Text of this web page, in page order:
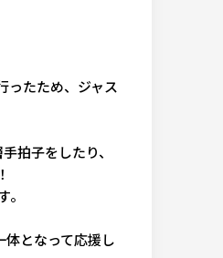
ったため、ジャス
拍子をしたり、
となって応援し